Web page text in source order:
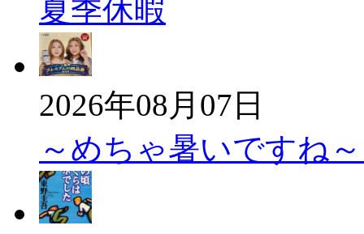
夏季休暇
2026年08月07日
～めちゃ暑いです